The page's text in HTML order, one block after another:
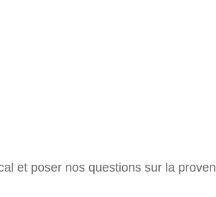
et poser nos questions sur la